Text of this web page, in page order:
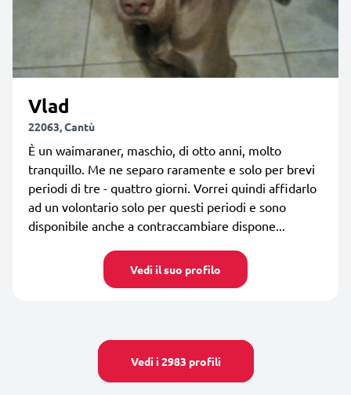
Vlad
22063, Cantù
È un waimaraner, maschio, di otto anni, molto
tranquillo. Me ne separo raramente e solo per brevi
periodi di tre - quattro giorni. Vorrei quindi affidarlo
ad un volontario solo per questi periodi e sono
disponibile anche a contraccambiare dispone...
Vedi il suo profilo
Vedi i 2983 profili